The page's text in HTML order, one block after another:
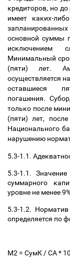
кредиторов, но
имеет каких-
основной суммы
исключением
Минимальный
(пяти) лет.
осуществляется
оставшиеся
погашения.
только после
(пяти) лет,
Национального
нарушению
5.3-1.1.
5.3-1.1. Значение
суммарного
уровне не менее
5.3-1.2.
определяется по
М2 = СумК / СА *